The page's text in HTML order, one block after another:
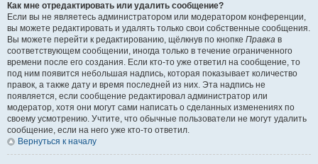
Как мне отредактировать или удалить сообщение?
Если вы не являетесь администратором или модератором конференции,
вы можете редактировать и удалять только свои собственные сообщения.
Вы можете перейти к редактированию, щёлкнув по кнопке Правка в
соответствующем сообщении, иногда только в течение ограниченного
времени после его создания. Если кто-то уже ответил на сообщение, то
под ним появится небольшая надпись, которая показывает количество
правок, а также дату и время последней из них. Эта надпись не
появляется, если сообщение редактировал администратор или
модератор, хотя они могут сами написать о сделанных изменениях по
своему усмотрению. Учтите, что обычные пользователи не могут удалить
сообщение, если на него уже кто-то ответил.
Вернуться к началу